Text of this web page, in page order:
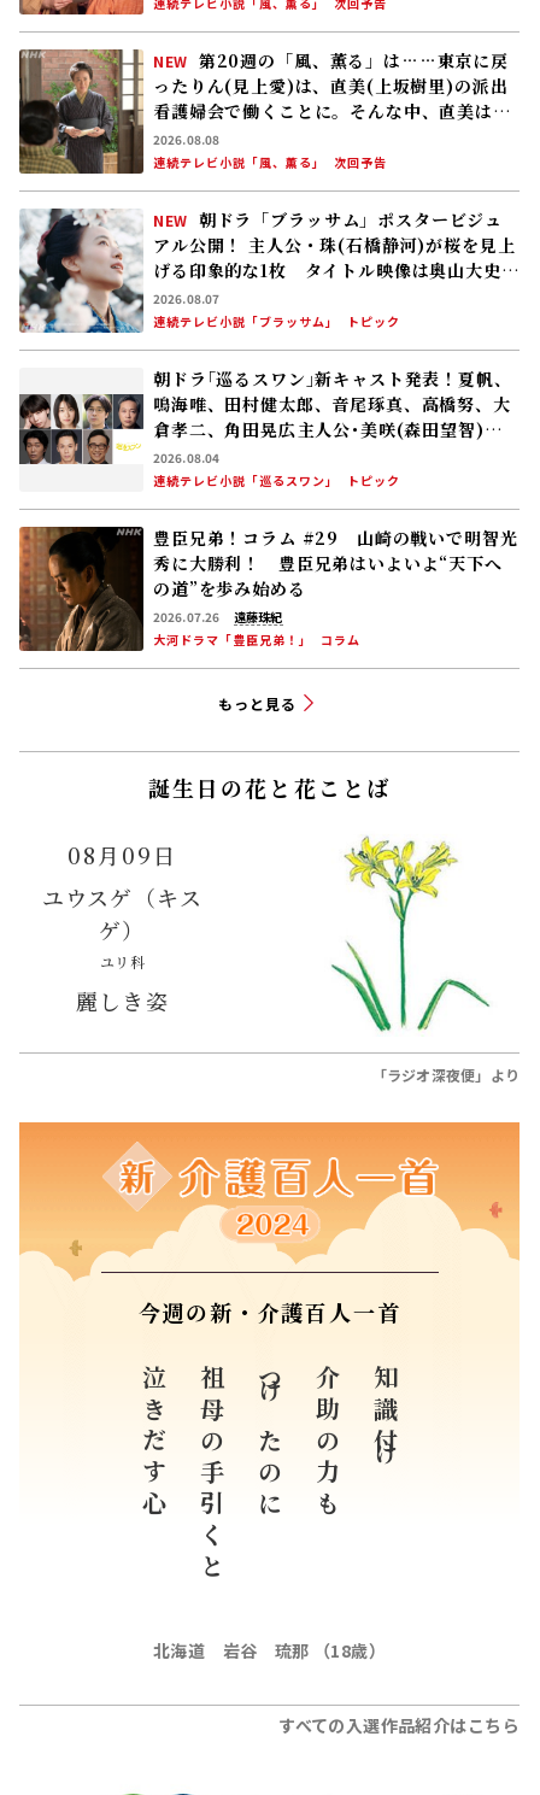
NEW 第20週の「風、薫る」は……東京に戻
ったりん(見上愛)は、直美(上坂樹里)の派出
看護婦会で働くことに。そんな中、直美は自
分の理想とした無償の看護を始める
2026.08.08
連続テレビ小説「風、薫る」
次回予告
NEW 朝ドラ「ブラッサム」ポスタービジュ
アル公開！ 主人公・珠(石橋静河)が桜を見上
げる印象的な1枚 タイトル映像は奥山大史監
督、語りは三條雅幸アナ 2026年度後期放
送
2026.08.07
連続テレビ小説「ブラッサム」
トピック
朝ドラ｢巡るスワン｣新キャスト発表！夏帆、
鳴海唯、田村健太郎、音尾琢真、高橋努、大
倉孝二、角田晃広――主人公･美咲(森田望智)が
交流する警察署の人々 2027年度前期放送
2026.08.04
連続テレビ小説「巡るスワン」
トピック
豊臣兄弟！コラム #29 山崎の戦いで明智光
秀に大勝利！ 豊臣兄弟はいよいよ“天下へ
の道”を歩み始める
2026.07.26
遠藤珠紀
大河ドラマ「豊臣兄弟！」
コラム
もっと見る
誕生日の花と花ことば
08月09日
ユウスゲ（キス
ゲ）
ユリ科
麗しき姿
「ラジオ深夜便」より
今週の新・介護百人一首
知識付け
介助の力も
つけたのに
祖母の手引くと
泣きだす心
北海道 岩谷 琉那 （18歳）
すべての入選作品紹介はこちら